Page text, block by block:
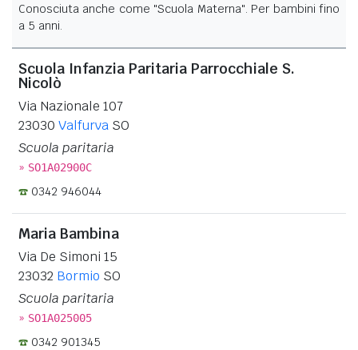
Conosciuta anche come "Scuola Materna". Per bambini fino
a 5 anni.
Scuola Infanzia Paritaria Parrocchiale S.
Nicolò
Via Nazionale 107
23030 Valfurva SO
Scuola paritaria
» SO1A02900C
0342 946044
Maria Bambina
Via De Simoni 15
23032 Bormio SO
Scuola paritaria
» SO1A025005
0342 901345